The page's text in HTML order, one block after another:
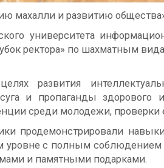
махалли и развитию
университета
ректора» по шахматным
развития
и пропаганды
среди молодежи, проверки
продемонстрировали
с полным
и памятными подарками.